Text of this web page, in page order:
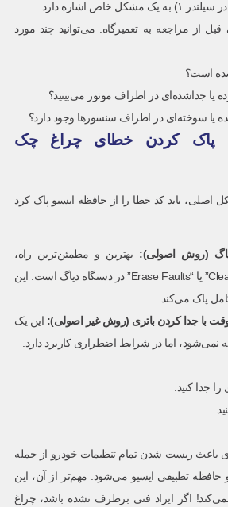
قبل از مراجعه به تعمیرگاه. می‌توانید چند مورد
است؟
یا جداشده‌ای در اطراف موتور می‌بینید؟
یا سوخته‌ای در اطراف سنسورها وجود دارد؟
پاک کردن خطای چراغ چک
باید کد خطا را از حافظه ایسیو پاک کرد
(روش اصولی): بهترین و مطمئن‌ترین راه،
استفاده از گزینه “Clear Codes” یا “Erase Faults” در دستگاه دیاگ است. این
پاک می‌کند.
با جدا کردن باتری (روش غیر اصولی): این یک
اما در شرایط اضطراری کاربرد دارد.
جدا کنید.
باعث ریست شدن تمام تنظیمات خودرو از جمله
حافظه تطبیقی ایسیو می‌شود. مهم‌تر از آن، این
اگر ایراد فنی برطرف نشده باشد، چراغ